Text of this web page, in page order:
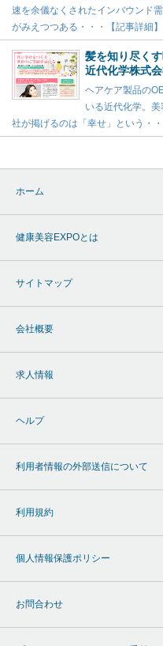
速を余儀なくされたインバウンド
がみえつつある・・・【記事詳細】
髪を知り尽く
近代化学株式
ヘアケア製品の
いる近代化学。
社が掲げるのは「幸せ」という・・
ホーム
健康美容EXPOとは
サイトマップ
会社概要
求人情報
ヘルプ
利用者情報の外部送信について
利用規約
個人情報保護ポリシー
お問合わせ